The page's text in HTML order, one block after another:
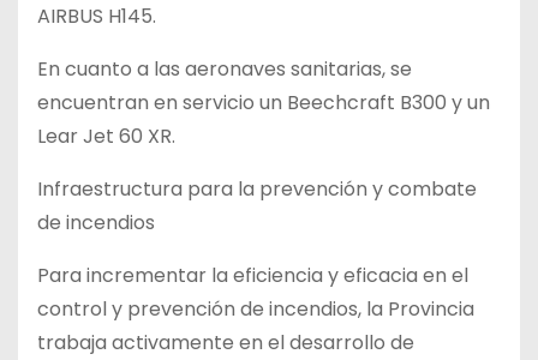
AIRBUS H145.
En cuanto a las aeronaves sanitarias, se
encuentran en servicio un Beechcraft B300 y un
Lear Jet 60 XR.
Infraestructura para la prevención y combate
de incendios
Para incrementar la eficiencia y eficacia en el
control y prevención de incendios, la Provincia
trabaja activamente en el desarrollo de